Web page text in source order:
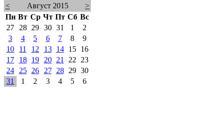
< Август 2015
>
Пн Вт Ср Чт Пт Сб Вс
27
28 29 30 31 1
2
3
4 5 6 7 8
9
10
11 12 13 14 15
16
17
18 19 20 21 22
23
24
25 26 27 28 29 30
31
1 2 3 4 5 6